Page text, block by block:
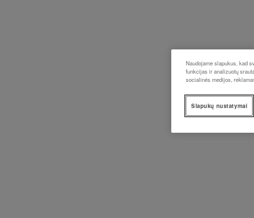
Naudojame slapukus, kad
funkcijas ir analizuotų
socialinės medijos,
Slapukų nustatymai